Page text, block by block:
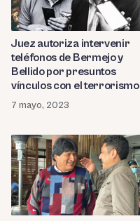
Juez autoriza intervenir
teléfonos de Bermejo y
Bellido por presuntos
vínculos con el terrorismo
7 mayo, 2023